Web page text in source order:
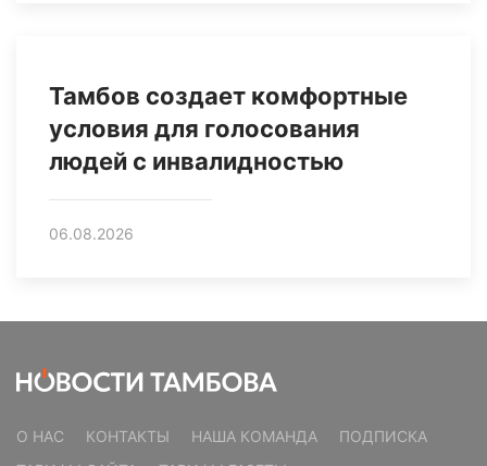
Тамбов создает комфортные
условия для голосования
людей с инвалидностью
06.08.2026
О НАС КОНТАКТЫ НАША КОМАНДА
ПОДПИСКА